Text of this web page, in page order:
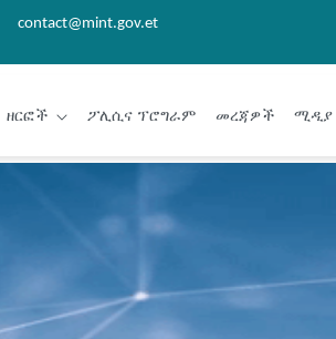
contact@mint.gov.et
ዘርፎች ፖሊሲና ፕሮግራም መረጃዎች ሚዲያ